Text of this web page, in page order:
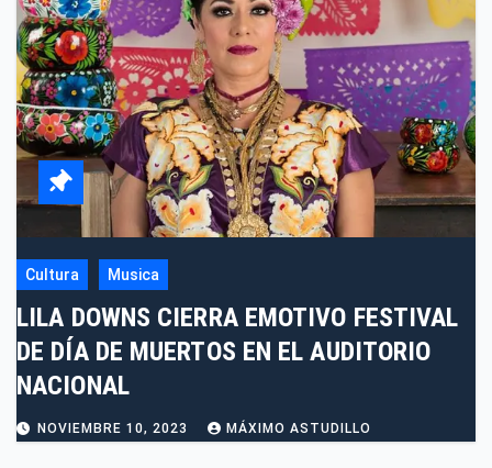
Cultura Musica
LILA DOWNS CIERRA EMOTIVO FESTIVAL
DE DÍA DE MUERTOS EN EL AUDITORIO
NACIONAL
NOVIEMBRE 10, 2023 MÁXIMO ASTUDILLO